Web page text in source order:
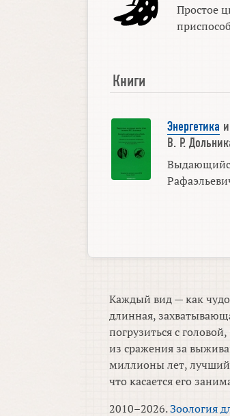
Простое
Книги
Энергетика и
В. Р.
Каждый вид — как
длинная,
погрузиться с
из сражения за
миллионы лет,
что касается его
2010–2026.Зоология